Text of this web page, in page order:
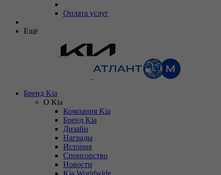
Оплата услуг
Ещё
Бренд Kia
О Kia
Компания Kia
Бренд Kia
Дизайн
Награды
История
Спонсорство
Новости
Kia Worldwide